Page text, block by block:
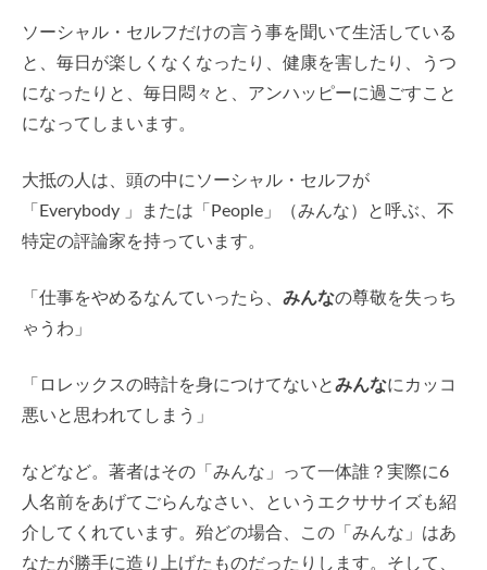
ソーシャル・セルフだけの言う事を聞いて生活している
と、毎日が楽しくなくなったり、健康を害したり、うつ
になったりと、毎日悶々と、アンハッピーに過ごすこと
になってしまいます。
大抵の人は、頭の中にソーシャル・セルフが
「Everybody 」または「People」（みんな）と呼ぶ、不
特定の評論家を持っています。
「仕事をやめるなんていったら、 みんなの尊敬を失っち
ゃうわ」
「ロレックスの時計を身につけてないとみんなにカッコ
悪いと思われてしまう」
などなど。著者はその「みんな」って一体誰？実際に6
人名前をあげてごらんなさい、というエクササイズも紹
介してくれています。殆どの場合、この「みんな」はあ
なたが勝手に造り上げたものだったりします。そして、